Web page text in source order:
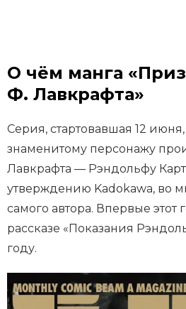
О чём манга
Ф. Лавкрафта»
Серия, стартовавшая 12
знаменитому персонажу
Лавкрафта — Рэндольфу
утверждению Kadokawa, во
самого автора. Впервые этот
рассказе «Показания
году.